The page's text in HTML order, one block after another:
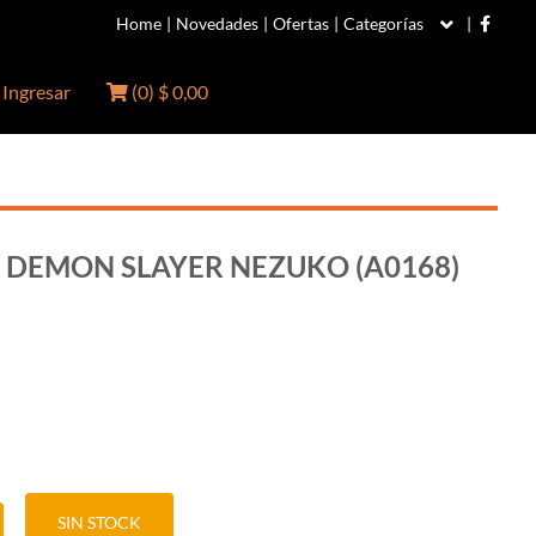
Home | Novedades | Ofertas | Categorías |
Ingresar (0) $ 0,00
SLAYER NEZUKO (A0168)
SIN STOCK